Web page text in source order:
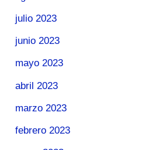
julio 2023
junio 2023
mayo 2023
abril 2023
marzo 2023
febrero 2023